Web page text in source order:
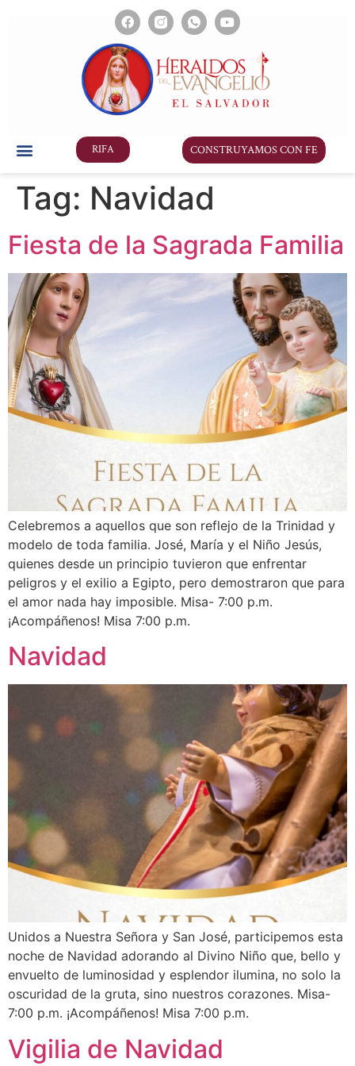
RIFA CONSTRUYAMOS CON FE
Tag: Navidad
Fiesta de la Sagrada Familia
Celebremos a aquellos que son reflejo de la Trinidad y
modelo de toda familia. José, María y el Niño Jesús,
quienes desde un principio tuvieron que enfrentar
peligros y el exilio a Egipto, pero demostraron que para
el amor nada hay imposible. Misa- 7:00 p.m.
¡Acompáñenos! Misa 7:00 p.m.
Navidad
Unidos a Nuestra Señora y San José, participemos esta
noche de Navidad adorando al Divino Niño que, bello y
envuelto de luminosidad y esplendor ilumina, no solo la
oscuridad de la gruta, sino nuestros corazones. Misa-
7:00 p.m. ¡Acompáñenos! Misa 7:00 p.m.
Vigilia de Navidad